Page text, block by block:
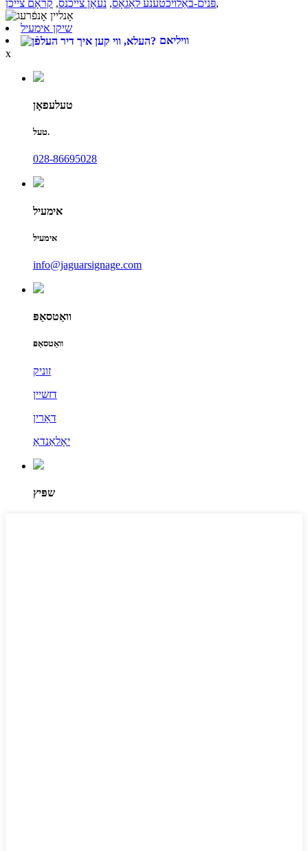
פּנים-באַלויכטענע לאָגאָס, נעאָן צייכנס, קראָם צייכן ,
שיקן אימעיל
וויליאם
x
טעלעפאָן
טעל.
028-86695028
אימעיל
אימעיל
info@jaguarsignage.com
וואַטסאַפּ
וואַטסאַפּ
זוניק
דזשיין
דאָרין
יאָלאַנדאַ
שפּיץ